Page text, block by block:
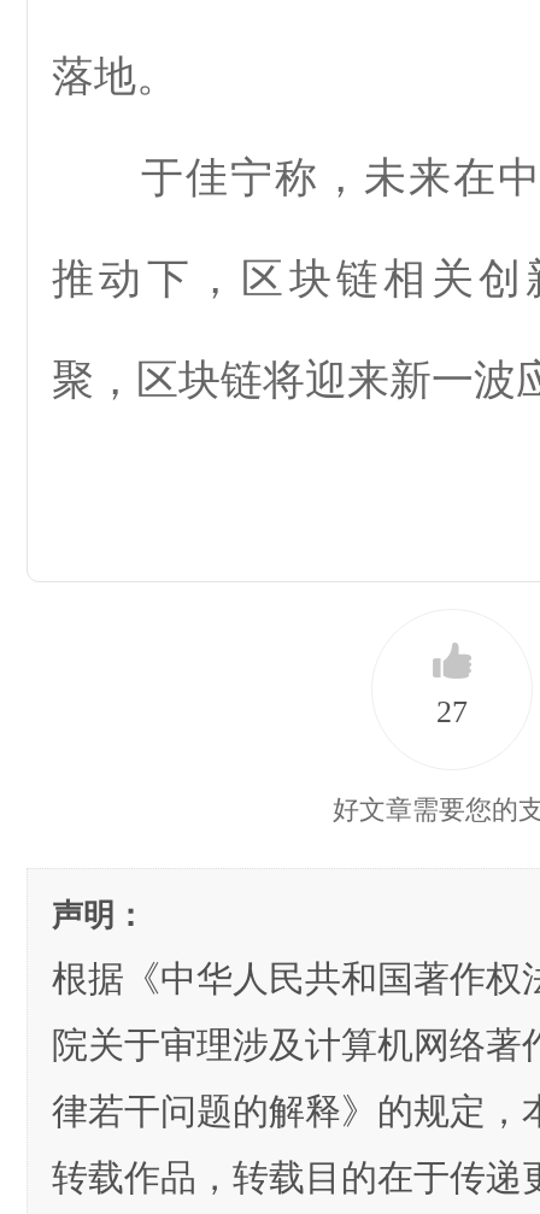
落地。
于佳宁称，未来在中
推动下，区块链相关创
聚，区块链将迎来新一波
27
好文章需要您的
声明：
根据《中华人民共和国著作权
院关于审理涉及计算机网络著
律若干问题的解释》的规定，
转载作品，转载目的在于传递